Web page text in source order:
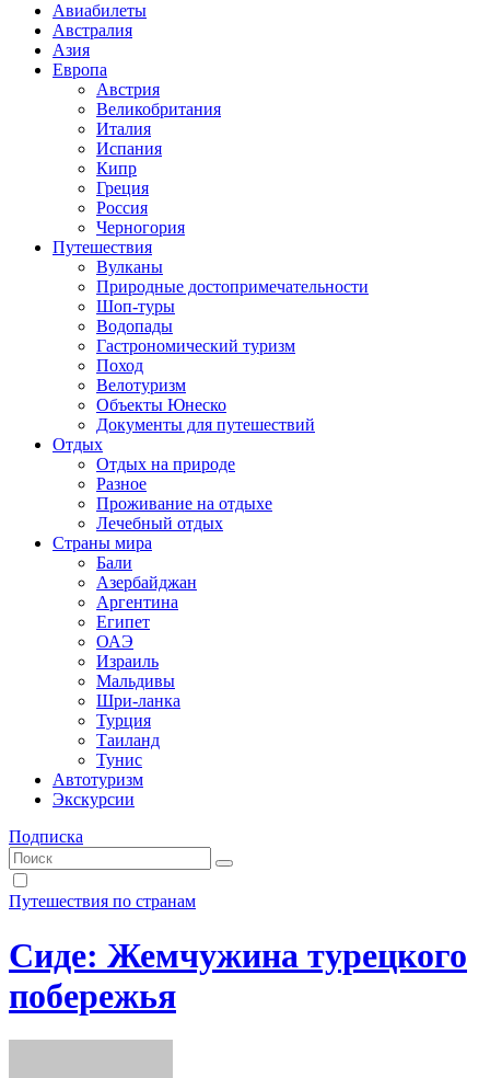
Авиабилеты
Австралия
Азия
Европа
Австрия
Великобритания
Италия
Испания
Кипр
Греция
Россия
Черногория
Путешествия
Вулканы
Природные достопримечательности
Шоп-туры
Водопады
Гастрономический туризм
Поход
Велотуризм
Объекты Юнеско
Документы для путешествий
Отдых
Отдых на природе
Разное
Проживание на отдыхе
Лечебный отдых
Страны мира
Бали
Азербайджан
Аргентина
Египет
ОАЭ
Израиль
Мальдивы
Шри-ланка
Турция
Таиланд
Тунис
Автотуризм
Экскурсии
Подписка
Путешествия по странам
Сиде: Жемчужина турецкого
побережья